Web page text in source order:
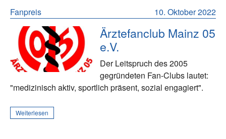
10. Oktober 2022
Fanpreis
Ärztefanclub Mainz 05
e.V.
Der Leitspruch des 2005
gegründeten Fan-Clubs lautet:
"medizinisch aktiv, sportlich präsent, sozial engagiert".
Weiterlesen